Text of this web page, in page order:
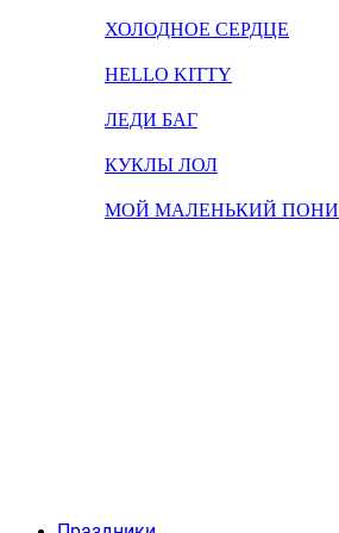
ХОЛОДНОЕ СЕРДЦЕ
HELLO KITTY
ЛЕДИ БАГ
КУКЛЫ ЛОЛ
МОЙ МАЛЕНЬКИЙ ПОНИ